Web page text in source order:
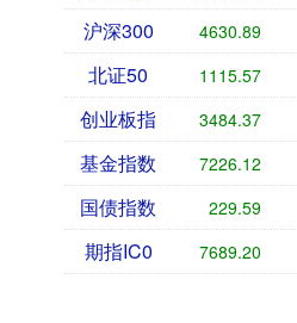
沪深300 4630.89
北证50 1115.57
创业板指 3484.37
基金指数 7226.12
国债指数 229.59
期指IC0 7689.20